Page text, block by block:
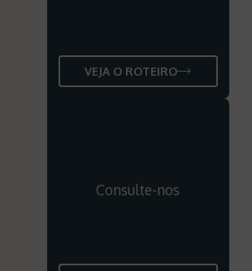
VEJA O ROTEIRO
Consulte-nos